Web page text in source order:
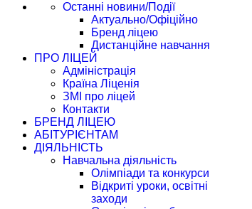
Останні новини/Події
Актуально/Офіційно
Бренд ліцею
Дистанційне навчання
ПРО ЛІЦЕЙ
Адміністрація
Країна Ліценія
ЗМІ про ліцей
Контакти
БРЕНД ЛІЦЕЮ
АБІТУРІЄНТАМ
ДІЯЛЬНІСТЬ
Навчальна діяльність
Олімпіади та конкурси
Відкриті уроки, освітні
заходи